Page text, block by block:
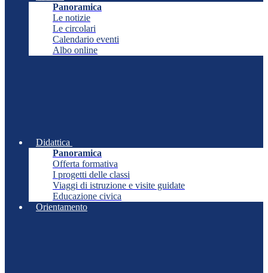
Panoramica
Le notizie
Le circolari
Calendario eventi
Albo online
Didattica
Panoramica
Offerta formativa
I progetti delle classi
Viaggi di istruzione e visite guidate
Educazione civica
Orientamento